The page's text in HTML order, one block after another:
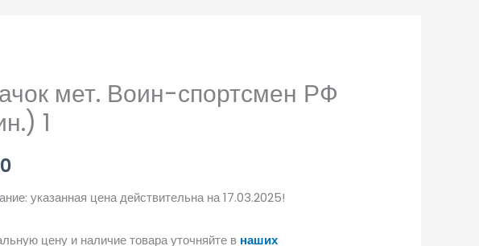
мет. Воин-спортсмен РФ
1
указанная цена действительна на 17.03.2025!
цену и наличие товара уточняйте в наших